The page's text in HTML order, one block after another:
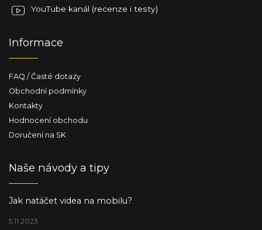
YouTube kanál (recenze i testy)
Informace
FAQ / Časté dotazy
Obchodní podmínky
Kontakty
Hodnocení obchodu
Doručení na SK
Naše návody a tipy
Jak natáčet videa na mobilu?
5.11.2023